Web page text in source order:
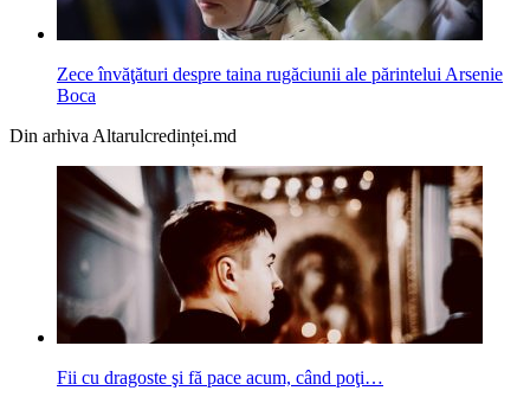
Zece învăţături despre taina rugăciunii ale părintelui Arsenie
Boca
Din arhiva Altarulcredinței.md
Fii cu dragoste şi fă pace acum, când poţi…